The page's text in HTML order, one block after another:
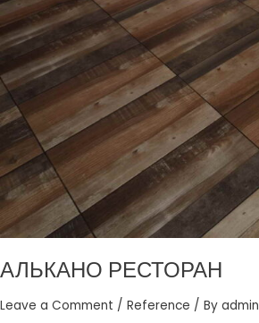
АЛЬКАНО РЕСТОРАН
Leave a Comment / Reference / By admin